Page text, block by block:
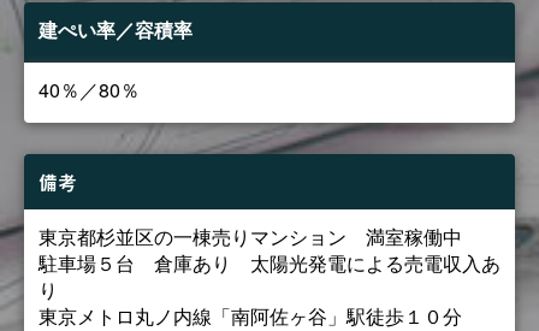
建ぺい率／容積率
40％／80％
備考
東京都杉並区の一棟売りマンション 満室稼働中
駐車場５台 倉庫あり 太陽光発電による売電収入あ
り
東京メトロ丸ノ内線「南阿佐ヶ谷」駅徒歩１０分